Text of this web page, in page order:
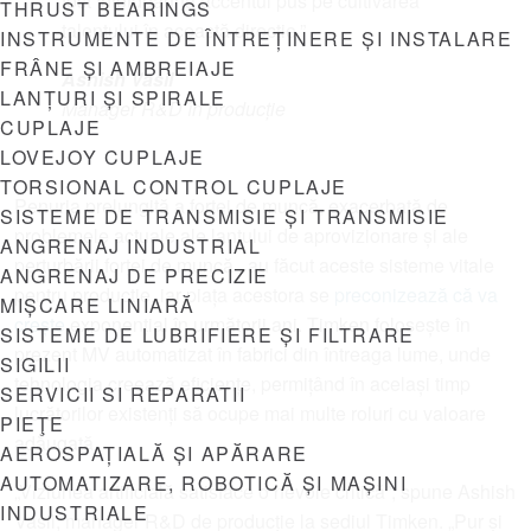
THRUST BEARINGS
INSTRUMENTE DE ÎNTREȚINERE ȘI INSTALARE
FRÂNE ȘI AMBREIAJE
LANȚURI ȘI SPIRALE
CUPLAJE
LOVEJOY CUPLAJE
TORSIONAL CONTROL CUPLAJE
SISTEME DE TRANSMISIE ȘI TRANSMISIE
ANGRENAJ INDUSTRIAL
ANGRENAJ DE PRECIZIE
MIȘCARE LINIARĂ
SISTEME DE LUBRIFIERE ȘI FILTRARE
SIGILII
SERVICII SI REPARATII
PIEŢE
AEROSPAȚIALĂ ȘI APĂRARE
AUTOMATIZARE, ROBOTICĂ ȘI MAȘINI
INDUSTRIALE
talentului în această direcție.”
Ashish Vasil
Manager R&D în producție
Penuria prelungită a forței de muncă, exacerbată de
problemele actuale ale lanțului de aprovizionare și ale
perturbării forței de muncă,au făcut aceste sisteme vitale
pentru producție, iar piața acestora se
creșteexponențial în următorii ani. Timken folosește în
prezent MV automatizat în fabrici din întreaga lume, unde
tehnologia creează eficiențe, permițând în același timp
lucrătorilor existenți să ocupe mai multe roluri cu valoare
adăugată.
„Viziunea artificială satisface o nevoie critică”, spune Ashish
Vasil, manager R&D de producție la sediul Timken. „Pur și